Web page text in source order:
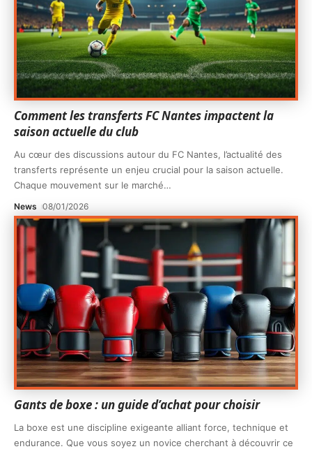
Comment les transferts FC Nantes impactent la
saison actuelle du club
Au cœur des discussions autour du FC Nantes, l’actualité des
transferts représente un enjeu crucial pour la saison actuelle.
Chaque mouvement sur le marché…
News 08/01/2026
Gants de boxe : un guide d’achat pour choisir
La boxe est une discipline exigeante alliant force, technique et
endurance. Que vous soyez un novice cherchant à découvrir ce